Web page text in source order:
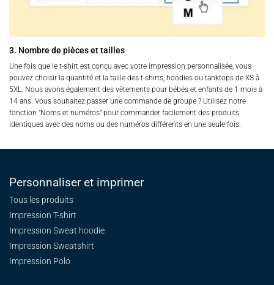
3. Nombre de pièces et tailles
Une fois que le t-shirt est conçu avec votre impression personnalisée, vous
pouvez choisir la quantité et la taille des t-shirts, hoodies ou tanktops de XS à
5XL. Nous avons également des vêtements pour bébés et enfants de 1 mois à
14 ans. Vous souhaitez passer une commande de groupe ? Utilisez notre
fonction "Noms et numéros" pour commander facilement des produits
identiques avec des noms ou des numéros différents en une seule fois.
Personnaliser et imprimer
Tous les produits
Impression T-shirt
Impression Sweat hoodie
Impression Sweatshirt
Impression Polo